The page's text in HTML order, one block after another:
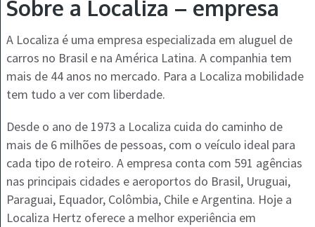
Sobre a Localiza – empresa
A Localiza é uma empresa especializada em aluguel de
carros no Brasil e na América Latina. A companhia tem
mais de 44 anos no mercado. Para a Localiza mobilidade
tem tudo a ver com liberdade.
Desde o ano de 1973 a Localiza cuida do caminho de
mais de 6 milhões de pessoas, com o veículo ideal para
cada tipo de roteiro. A empresa conta com 591 agências
nas principais cidades e aeroportos do Brasil, Uruguai,
Paraguai, Equador, Colômbia, Chile e Argentina. Hoje a
Localiza Hertz oferece a melhor experiência em